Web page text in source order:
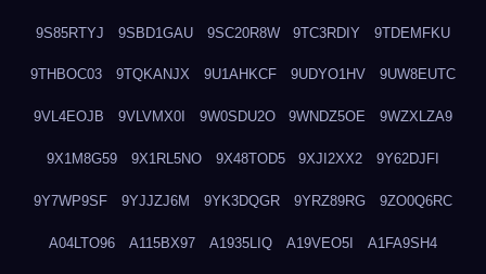
9S85RTYJ 9SBD1GAU 9SC20R8W 9TC3RDIY 9TDEMFKU
9THBOC03 9TQKANJX 9U1AHKCF 9UDYO1HV 9UW8EUTC
9VL4EOJB 9VLVMX0I 9W0SDU2O 9WNDZ5OE 9WZXLZA9
9X1M8G59 9X1RL5NO 9X48TOD5 9XJI2XX2 9Y62DJFI
9Y7WP9SF 9YJJZJ6M 9YK3DQGR 9YRZ89RG 9ZO0Q6RC
A04LTO96 A115BX97 A1935LIQ A19VEO5I A1FA9SH4